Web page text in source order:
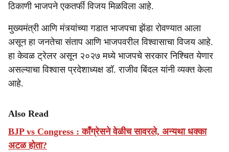
ठिकाणी भाजपने एकतर्फी विजय मिळविला आहे.
मुख्यमंत्री आणि मंत्र्‍यांच्या गडात भाजपचा झेंडा रोवण्यात आला
असून हा जनतेचा संताप आणि भाजपवरील विश्वासाचा विजय आहे.
हा केवळ ट्रेलर असून २०२७ मध्ये भाजपचे सरकार निश्चित येणार
असल्याचा विश्वास प्रदेशाध्यक्ष डॉ. राजीव बिंदल यांनी व्यक्त केला
आहे.
Also Read
BJP vs Congress : काँग्रेसने वेळीच सावरले, अन्यथा धक्का
अटळ होता?